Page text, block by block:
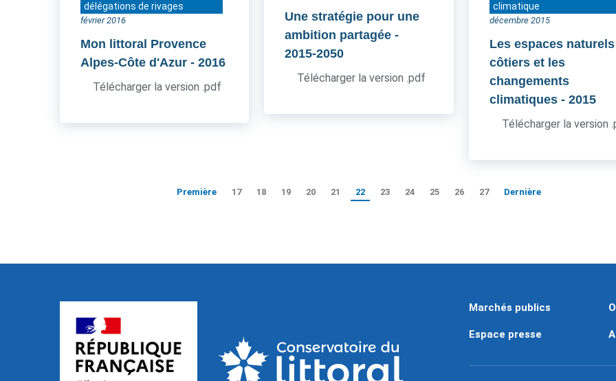
délégations de rivages
février 2016
Mon littoral Provence
Alpes-Côte d'Azur - 2016
Télécharger la version .pdf
Une stratégie pour une
ambition partagée-
2015-2050
Télécharger la version .pdf
climatique
décembre 2015
Les espaces naturels
côtiers et les
changements
climatiques - 2015
Télécharger la version
Première 17 18 19 20 21 22 23 24 25 26 27 Dernière
Marchés publics
Espace presse